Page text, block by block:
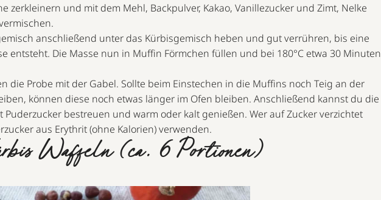
zerkleinern und mit dem Mehl, Backpulver, Kakao, Vanillezucker und Zimt, Nelke
anschließend unter das Kürbisgemisch heben und gut verrühren, bis eine
entsteht. Die Masse nun in Muffin Förmchen füllen und bei 180°C etwa 30 Minuten
die Probe mit der Gabel. Sollte beim Einstechen in die Muffins noch Teig an der
können diese noch etwas länger im Ofen bleiben. Anschließend kannst du die
Puderzucker bestreuen und warm oder kalt genießen. Wer auf Zucker verzichtet
aus Erythrit (ohne Kalorien) verwenden.
Waffeln (ca. 6 Portionen)